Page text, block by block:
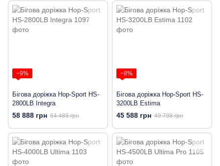
−9%
Бігова доріжка Hop-Sport HS-
2800LB Integra
58 888 грн 64 488 грн
−8%
Бігова доріжка Hop-Sport HS-
3200LB Estima
45 588 грн 49 798 грн